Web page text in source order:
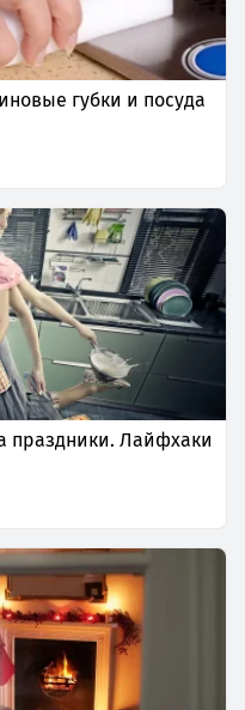
губки и посуда
праздники. Лайфхаки